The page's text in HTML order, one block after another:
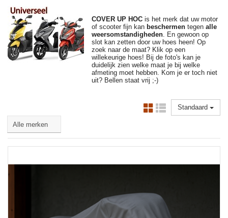
COVER UP HOC is het merk dat uw motor
of scooter fijn kan beschermen tegen alle
weersomstandigheden. En gewoon op
slot kan zetten door uw hoes heen! Op
zoek naar de maat? Klik op een
willekeurige hoes! Bij de foto's kan je
duidelijk zien welke maat je bij welke
afmeting moet hebben. Kom je er toch niet
uit? Bellen staat vrij ;-)
Standaard